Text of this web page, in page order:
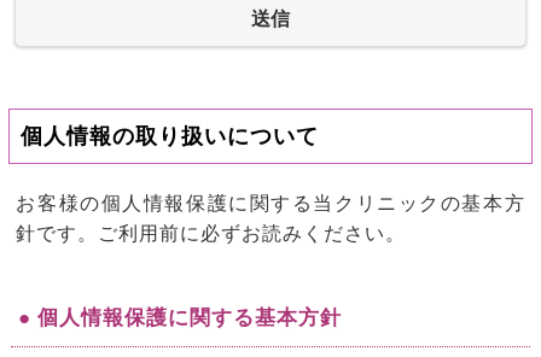
送信
個人情報の取り扱いについて
お客様の個人情報保護に関する当クリニックの基本方
針です。ご利用前に必ずお読みください。
● 個人情報保護に関する基本方針